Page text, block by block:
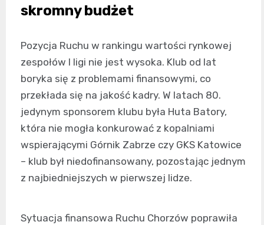
skromny budżet
Pozycja Ruchu w rankingu wartości rynkowej
zespołów I ligi nie jest wysoka. Klub od lat
boryka się z problemami finansowymi, co
przekłada się na jakość kadry. W latach 80.
jedynym sponsorem klubu była Huta Batory,
która nie mogła konkurować z kopalniami
wspierającymi Górnik Zabrze czy GKS Katowice
– klub był niedofinansowany, pozostając jednym
z najbiedniejszych w pierwszej lidze.
Sytuacja finansowa Ruchu Chorzów poprawiła